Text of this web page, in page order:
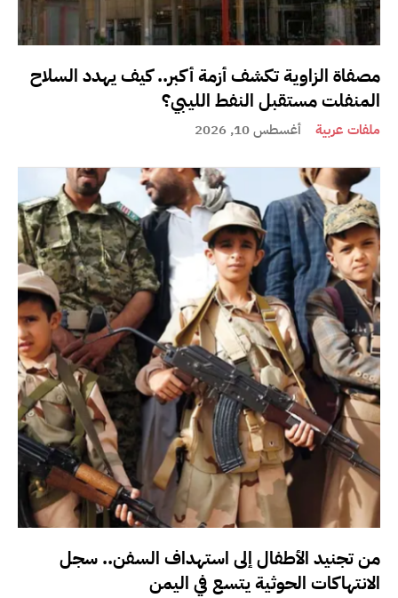
مصفاة الزاوية تكشف أزمة أكبر.. كيف يهدد السلاح
المنفلت مستقبل النفط الليبي؟
ملفات عربية أغسطس 10, 2026
من تجنيد الأطفال إلى استهداف السفن.. سجل
الانتهاكات الحوثية يتسع في اليمن